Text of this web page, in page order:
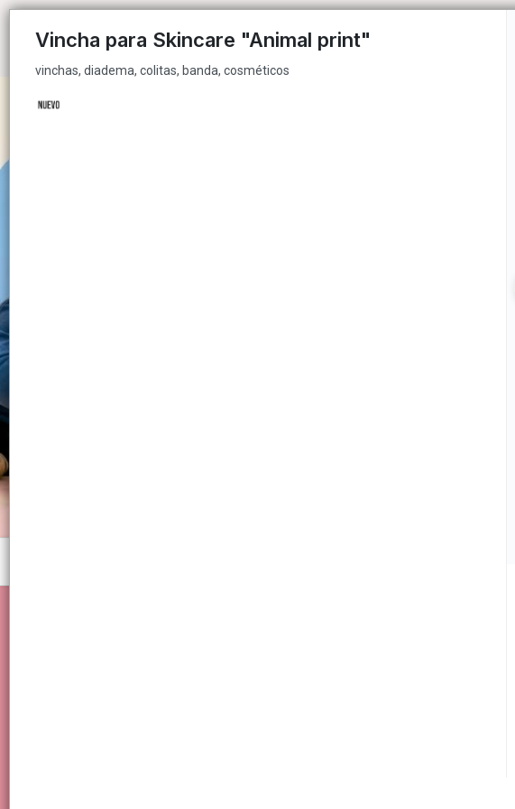
vinchas, diadema, colitas, banda, cosméticos
Vincha para Skincare "Animal print"
vinchas, diadema, colitas, banda, cosméticos